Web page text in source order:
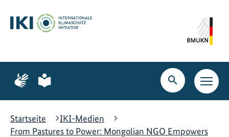
Hauptinhalt
springen
Suche
springen
Hauptnavigation
springen
Zur
Seite
Gebärdensprache
Zur
Seite
leichte
Suche
öffnen
Startseite
IKI-Medien
From Pastures to Power: Mongolian NGO Empowers